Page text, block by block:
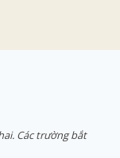
Các trường bắt